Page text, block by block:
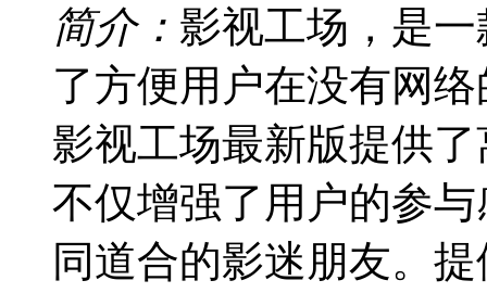
简介： 影视工场，是
了方便用户在没有网
影视工场最新版提供
不仅增强了用户的参
同道合的影迷朋友。